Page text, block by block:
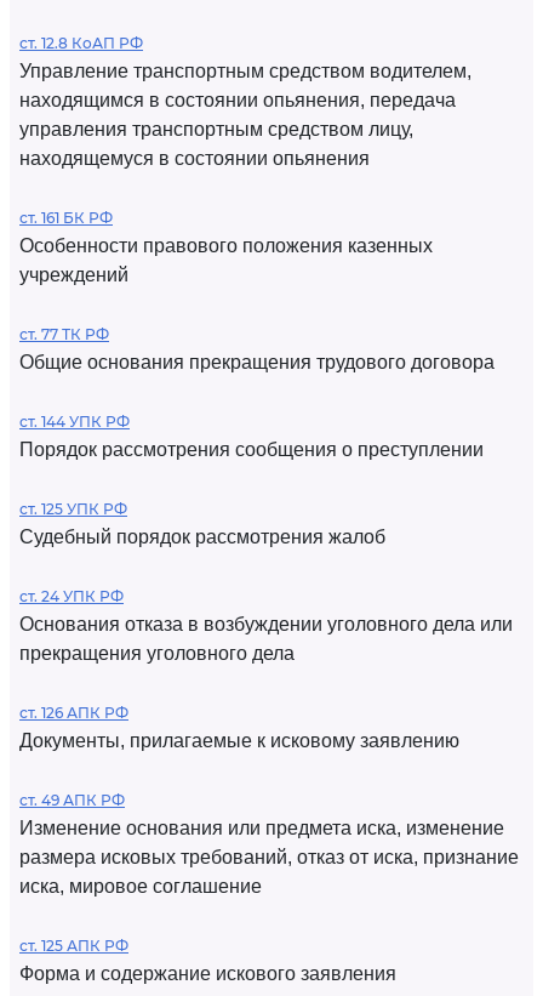
ст. 12.8 КоАП РФ
Управление транспортным средством водителем,
находящимся в состоянии опьянения, передача
управления транспортным средством лицу,
находящемуся в состоянии опьянения
ст. 161 БК РФ
Особенности правового положения казенных
учреждений
ст. 77 ТК РФ
Общие основания прекращения трудового договора
ст. 144 УПК РФ
Порядок рассмотрения сообщения о преступлении
ст. 125 УПК РФ
Судебный порядок рассмотрения жалоб
ст. 24 УПК РФ
Основания отказа в возбуждении уголовного дела или
прекращения уголовного дела
ст. 126 АПК РФ
Документы, прилагаемые к исковому заявлению
ст. 49 АПК РФ
Изменение основания или предмета иска, изменение
размера исковых требований, отказ от иска, признание
иска, мировое соглашение
ст. 125 АПК РФ
Форма и содержание искового заявления